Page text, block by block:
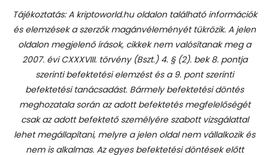
Tájékoztatás: A kriptoworld.hu oldalon található információk
és elemzések a szerzők magánvéleményét tükrözik. A jelen
oldalon megjelenő írások, cikkek nem valósítanak meg a
2007. évi CXXXVIII. törvény (Bszt.) 4. § (2). bek 8. pontja
szerinti befektetési elemzést és a 9. pont szerinti
befektetési tanácsadást. Bármely befektetési döntés
meghozatala során az adott befektetés megfelelőségét
csak az adott befektető személyére szabott vizsgálattal
lehet megállapítani, melyre a jelen oldal nem vállalkozik és
nem is alkalmas. Az egyes befektetési döntések előtt